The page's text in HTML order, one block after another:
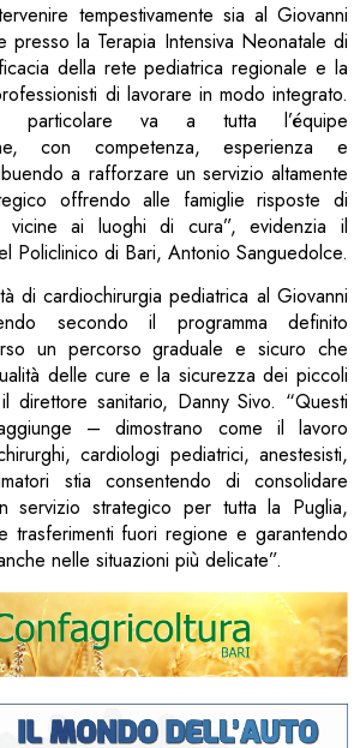
tempestivamente sia al Giovanni
presso la Terapia Intensiva Neonatale di
della rete pediatrica regionale e la
di lavorare in modo integrato.
particolare va a tutta l’équipe
con competenza, esperienza e
a rafforzare un servizio altamente
offrendo alle famiglie risposte di
vicine ai luoghi di cura”, evidenzia il
Policlinico di Bari, Antonio Sanguedolce.
di cardiochirurgia pediatrica al Giovanni
secondo il programma definito
un percorso graduale e sicuro che
delle cure e la sicurezza dei piccoli
direttore sanitario, Danny Sivo. “Questi
– dimostrano come il lavoro
cardiologi pediatrici, anestesisti,
stia consentendo di consolidare
servizio strategico per tutta la Puglia,
trasferimenti fuori regione e garantendo
nelle situazioni più delicate”.